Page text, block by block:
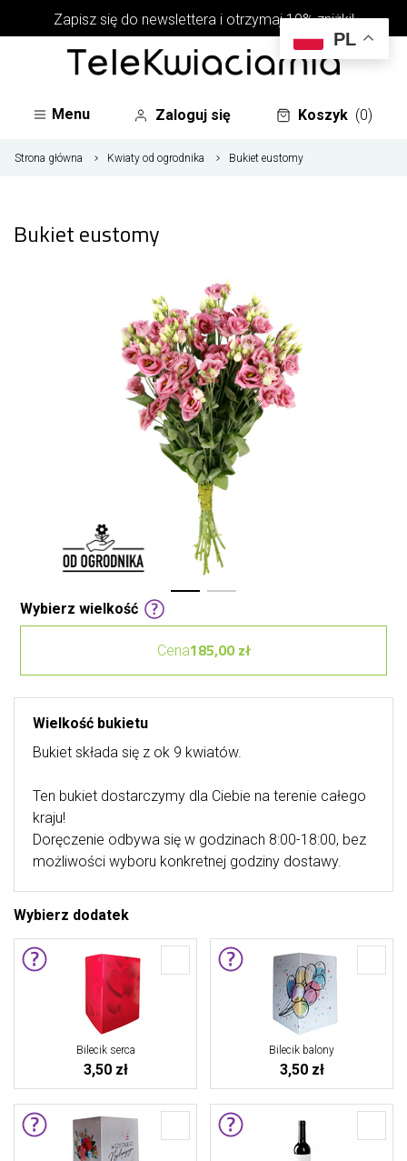
Zapisz się do newslettera i otrzymaj 10% zniżki!
Menu Zaloguj się Koszyk (0)
Strona główna Kwiaty od ogrodnika Bukiet eustomy
Bukiet eustomy
Wybierz wielkość
Cena185,00 zł
Wielkość bukietu
Bukiet składa się z ok 9 kwiatów.
Ten bukiet dostarczymy dla Ciebie na terenie całego
kraju!
Doręczenie odbywa się w godzinach 8:00-18:00, bez
możliwości wyboru konkretnej godziny dostawy.
Wybierz dodatek
Bilecik serca
3,50 zł
Bilecik balony
3,50 zł
PL